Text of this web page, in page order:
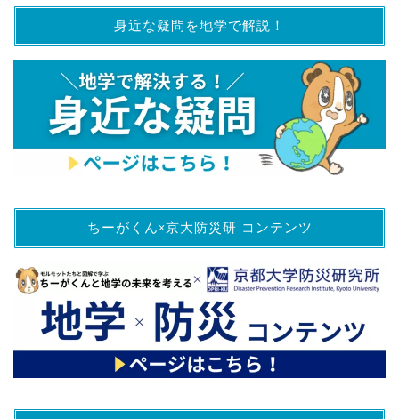
身近な疑問を地学で解説！
ちーがくん×京大防災研 コンテンツ